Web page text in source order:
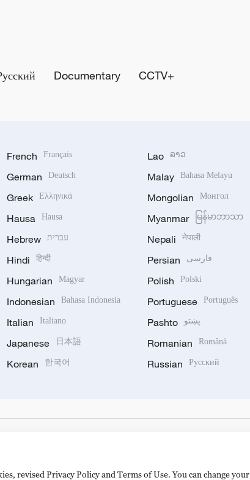
Documentary CCTV+
French Français
German Deutsch
Greek Ελληνικά
Hausa Hausa
Hebrew עברית
Hindi हिन्दी
Hungarian Magyar
Indonesian Bahasa Indonesia
Italian Italiano
Japanese 日本語
Korean 한국어
Lao ລາວ
Malay Bahasa Melayu
Mongolian Монгол
Myanmar မြန်မာဘာသာ
Nepali नेपाली
Persian فارسی
Polish Polski
Portuguese Português
Pashto پښتو
Romanian Română
Russian Русский
revised Privacy Policy and Terms of Use. You can change your